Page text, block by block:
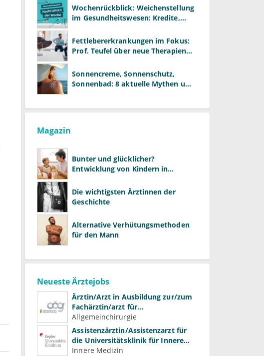
Wochenrückblick: Weichenstellung
im Gesundheitswesen: Kredite,
Fettlebererkrankungen im Fokus:
Prof. Teufel über neue Therapien
Sonnencreme, Sonnenschutz,
Sonnenbad: 8 aktuelle Mythen und
Magazin
Bunter und glücklicher?
Entwicklung von Kindern in
Die wichtigsten Ärztinnen der
Geschichte
Alternative Verhütungsmethoden
für den Mann
Neueste Ärztejobs
Ärztin/Arzt in Ausbildung zur/zum
Fachärztin/arzt für
Allgemeinchirurgie und
Gefäßchirurgie
Allgemeinchirurgie
Assistenzärztin/Assistenzarzt für
die Universitätsklinik für Innere
Medizin
Innere Medizin